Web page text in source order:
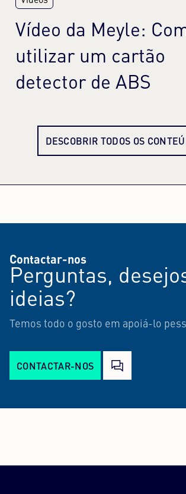
Vídeo da Meyle:
utilizar um cartão
detector de ABS
DESCOBRIR TODOS OS
Contactar-nos
Perguntas,
ideias?
Temos todo o gosto em apoiá-lo
CONTACTAR-NOS